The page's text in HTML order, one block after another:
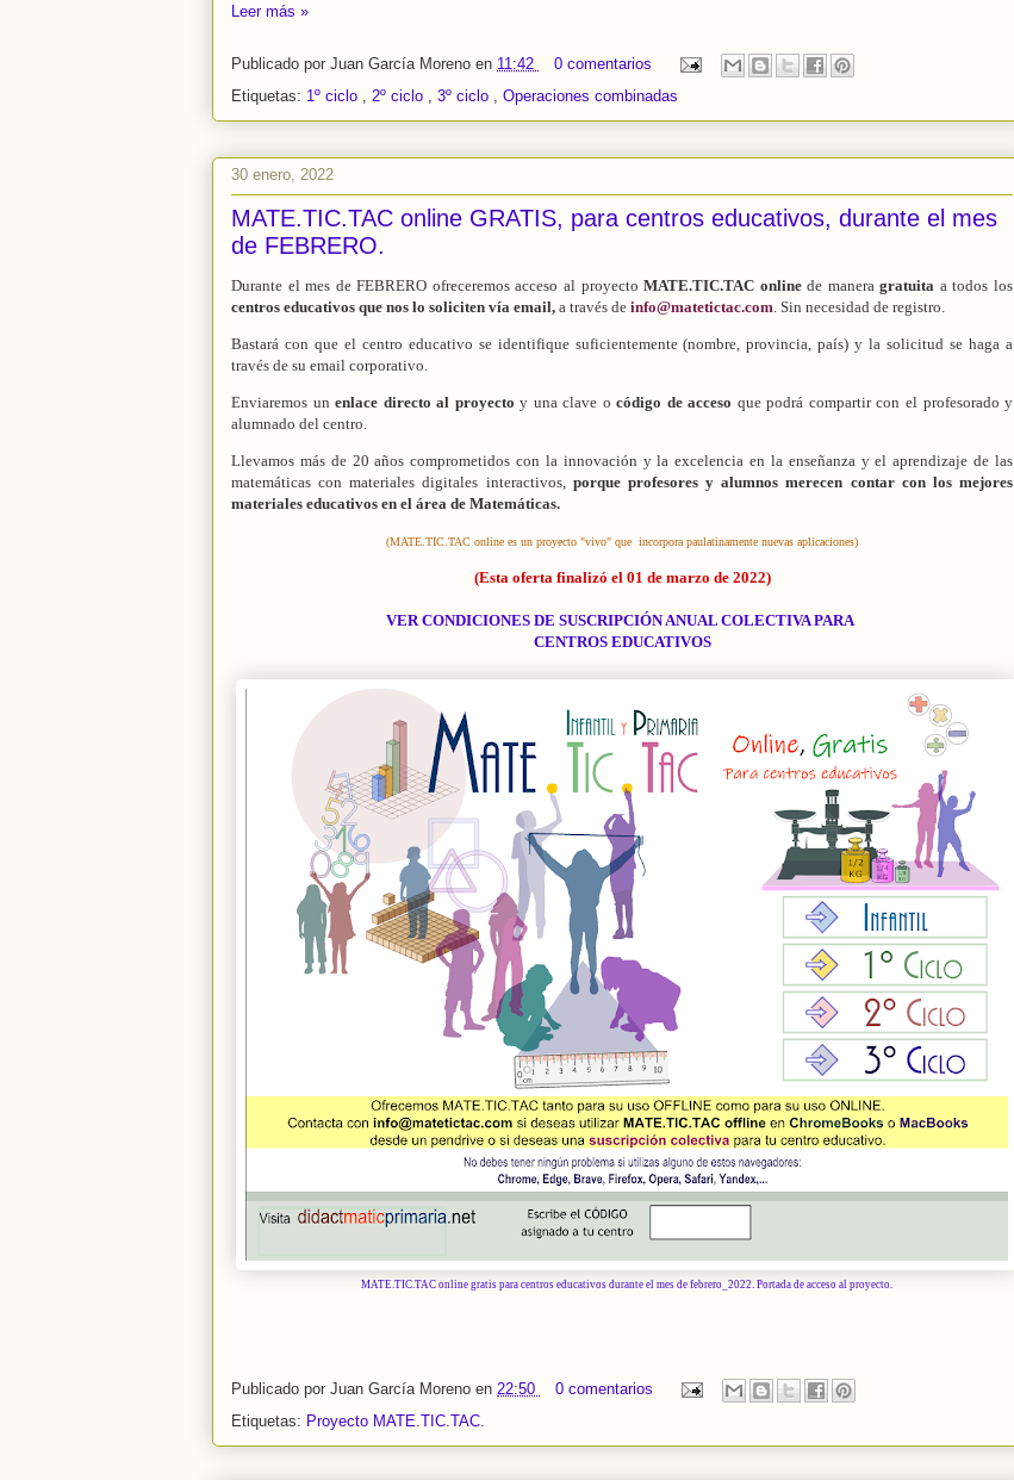
Leer más »
Publicado por Juan García Moreno en 11:42
0 comentarios
Etiquetas: 1º ciclo 2º ciclo 3º ciclo Operaciones combinadas
30 enero, 2022
MATE.TIC.TAC online GRATIS, para centros educativos, durante el mes
de FEBRERO.
Durante el mes de FEBRERO ofreceremos acceso al proyectoMATE.TIC.TAC onlinede maneragratuita a todos los
centros educativos que nos lo soliciten vía email, a través de info@matetictac.com . Sin necesidad de registro.
Bastará con que el centro educativo se identifique suficientemente (nombre, provincia, país) y la solicitud se haga a
través de su email corporativo.
Enviaremos unenlace directo al proyecto y una clave ocódigo de acceso que podrá compartir con el profesorado y
alumnado del centro.
Llevamos más de 20 años comprometidos con la innovación y la excelencia en la enseñanza y el aprendizajede las
matemáticas con materiales digitales interactivos, porque profesores y alumnos merecen contar con losmejores
materiales educativos en el área de Matemáticas.
(MATE.TIC.TAC online es un proyecto "vivo" que incorpora paulatinamente nuevas aplicaciones)
(Esta oferta finalizó el 01 de marzo de 2022)
VER CONDICIONES DE SUSCRIPCIÓN ANUAL COLECTIVA PARA
CENTROS EDUCATIVOS
MATE.TIC.TAC online gratis para centros educativos durante el mes de febrero_2022. Portada de acceso al proyecto.
Publicado por Juan García Moreno en 22:50
0 comentarios
Etiquetas: Proyecto MATE.TIC.TAC.